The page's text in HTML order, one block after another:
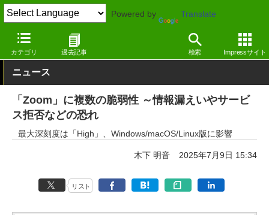
Powered by Translate
カテゴリ 過去記事 検索 Impressサイト
窓の杜 セキュリティ
ニュース
「Zoom」に複数の脆弱性 ～情報漏えいやサービ
ス拒否などの恐れ
最大深刻度は「High」、Windows/macOS/Linux版に影響
木下 明音 2025年7月9日 15:34
リスト